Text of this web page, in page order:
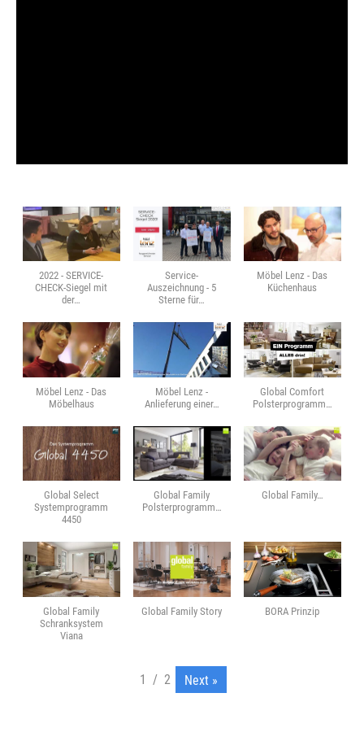
2022 - SERVICE-
CHECK-Siegel mit
der…
Service-
Auszeichnung - 5
Sterne für…
Möbel Lenz - Das
Küchenhaus
Möbel Lenz - Das
Möbelhaus
Möbel Lenz -
Anlieferung einer…
Global Comfort
Polsterprogramm…
Global Select
Systemprogramm
4450
Global Family
Polsterprogramm…
Global Family…
Global Family
Schranksystem
Viana
Global Family Story BORA Prinzip
1 / 2 Next »